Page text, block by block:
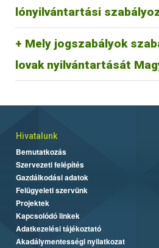
lónyilvántartási
megfeleltetése jelenleg zajlik.
Mely jogszabályok
lovak nyilvántartását
64/2003 (VI. 16.) FVM
Egységes Nyilvántartási és
Hivatalunk
Bemutatkozás
Szervezeti felépítés
Gazdálkodási adatok
Felügyeleti szervünk
Projektek
Kapcsolódó linkek
Adatkezelési tájékoztató
Akadálymentességi nyilatkozat